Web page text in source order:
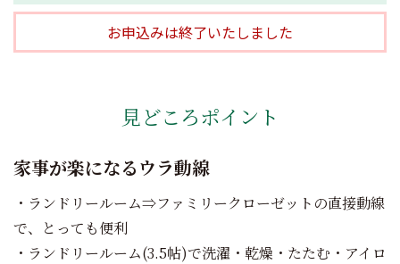
お申込みは終了いたしました
見どころポイント
家事が楽になるウラ動線
・ランドリールーム⇒ファミリークローゼットの直接動線
で、とっても便利
・ランドリールーム(3.5帖)で洗濯・乾燥・たたむ・アイロ